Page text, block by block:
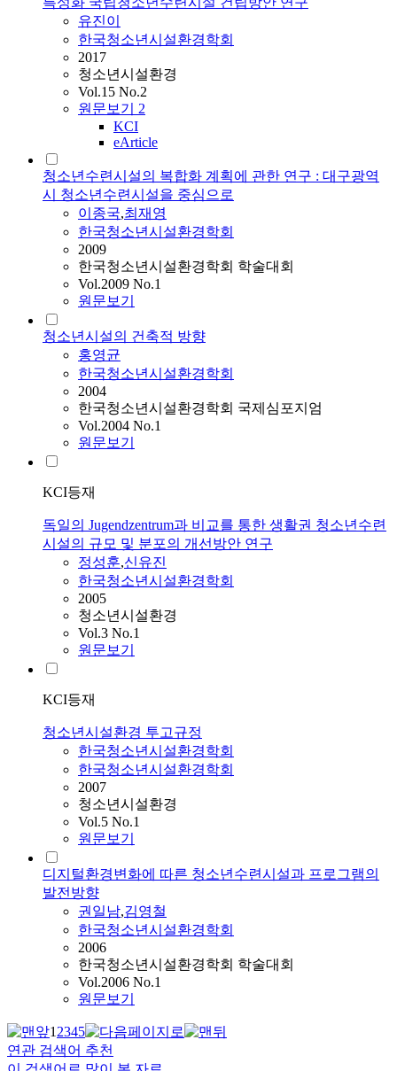
유진이
한국청소년시설환경학회
2017
청소년시설환경
Vol.15 No.2
원문보기 2
KCI
eArticle
청소년수련시설의 복합화 계획에 관한 연구 : 대구광역
시 청소년수련시설을 중심으로
이종국,최재영
한국청소년시설환경학회
2009
한국청소년시설환경학회 학술대회
Vol.2009 No.1
원문보기
청소년시설의 건축적 방향
홍영균
한국청소년시설환경학회
2004
한국청소년시설환경학회 국제심포지엄
Vol.2004 No.1
원문보기
KCI등재
독일의 Jugendzentrum과 비교를 통한 생활권 청소년수련
시설의 규모 및 분포의 개선방안 연구
정성훈,신유진
한국청소년시설환경학회
2005
청소년시설환경
Vol.3 No.1
원문보기
KCI등재
청소년시설환경 투고규정
한국청소년시설환경학회
한국청소년시설환경학회
2007
청소년시설환경
Vol.5 No.1
원문보기
디지털환경변화에 따른 청소년수련시설과 프로그램의
발전방향
권일남,김영철
한국청소년시설환경학회
2006
한국청소년시설환경학회 학술대회
Vol.2006 No.1
원문보기
12345
연관 검색어 추천